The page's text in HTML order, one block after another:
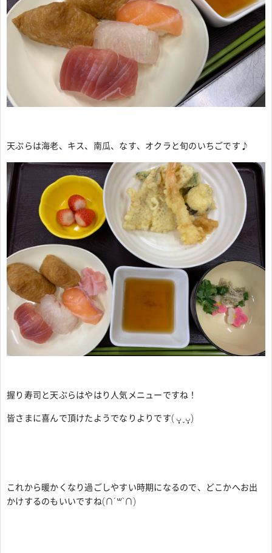
天ぷらは海老、キス、南瓜、なす、オクラと旬のいちごです♪
握り寿司と天ぷらはやはり人気メニューですね！
皆さまに喜んで頂けたようでなりよりです( ᴗ͈ˬᴗ͈)
これから暖かくなり過ごしやすい時期になるので、どこかへお出
かけするのもいいですね(∩ˊ꒳​ˋ∩)